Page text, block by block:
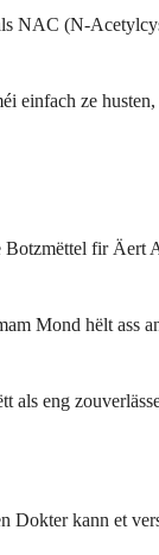
NAC (N-
einfach ze
fir Äert
Mond hëlt ass
eng
kann et